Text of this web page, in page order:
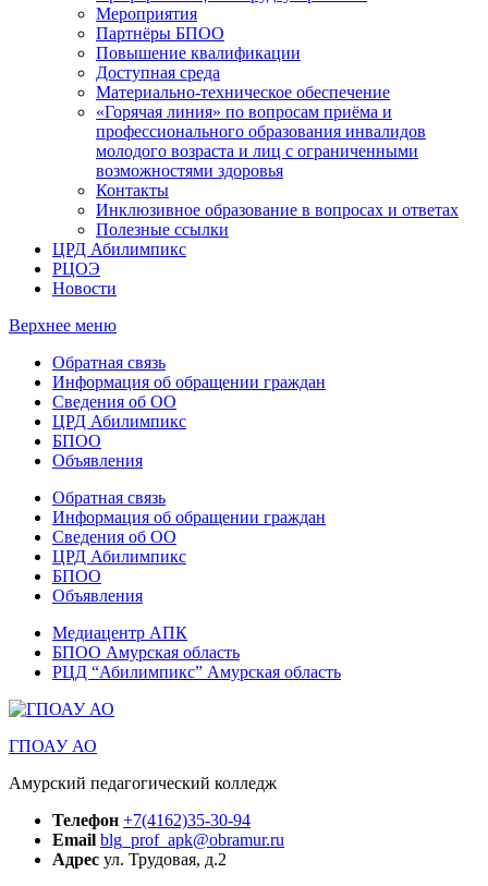
Мероприятия
Партнёры БПОО
Повышение квалификации
Доступная среда
Материально-техническое обеспечение
«Горячая линия» по вопросам приёма и
профессионального образования инвалидов
молодого возраста и лиц с ограниченными
возможностями здоровья
Контакты
Инклюзивное образование в вопросах и ответах
Полезные ссылки
ЦРД Абилимпикс
РЦОЭ
Новости
Верхнее меню
Обратная связь
Информация об обращении граждан
Сведения об ОО
ЦРД Абилимпикс
БПОО
Объявления
Обратная связь
Информация об обращении граждан
Сведения об ОО
ЦРД Абилимпикс
БПОО
Объявления
Медиацентр АПК
БПОО Амурская область
РЦД “Абилимпикс” Амурская область
ГПОАУ АО
Амурский педагогический колледж
Телефон +7(4162)35-30-94
Email blg_prof_apk@obramur.ru
Адрес ул. Трудовая, д.2